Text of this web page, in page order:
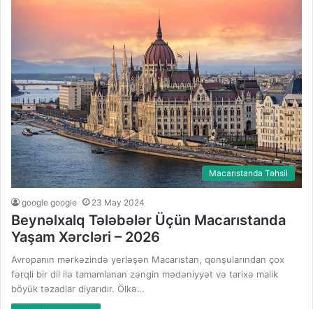
Macarıstanda Təhsil
google google 23 May 2024
Beynəlxalq Tələbələr Üçün Macarıstanda
Yaşam Xərcləri – 2026
Avropanın mərkəzində yerləşən Macarıstan, qonşularından çox
fərqli bir dil ilə tamamlanan zəngin mədəniyyət və tarixə malik
böyük təzadlar diyarıdır. Ölkə…